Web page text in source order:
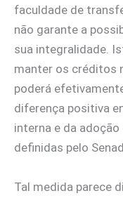
faculdade de
não garante a
sua integralidade.
manter os créditos
poderá
diferença positiva
interna e da
definidas pelo
Tal medida parece